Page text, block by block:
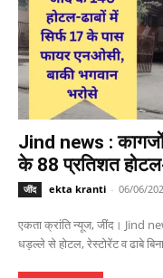
Jind news : कागजों
के 88 प्रतिशत
जींद ekta kranti - 06/06/
एकता क्रांति न्यूज, जींद। Jind
धड़ल्ले से होटल, रेस्टोरेंट व ढाबे